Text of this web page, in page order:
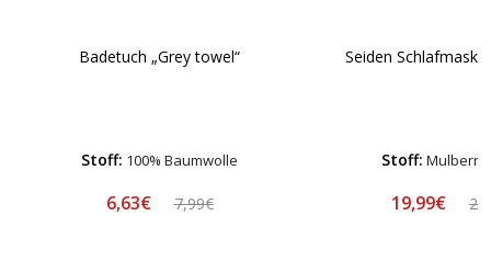
Badetuch „Grey towel“
Stoff: 100% Baumwolle
6,63€ 7,99€
Seiden Schlafmaske
Stoff: Mulberry
19,99€